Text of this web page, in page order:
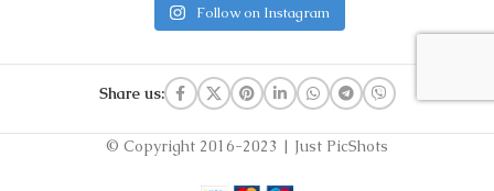
Follow on Instagram
Share us:
© Copyright 2016-2023 | Just PicShots